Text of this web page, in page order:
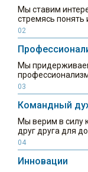
Мы ставим
стремясь понять
02
Мы
03
Командный
Мы верим в силу
друг друга для
04
Инновации